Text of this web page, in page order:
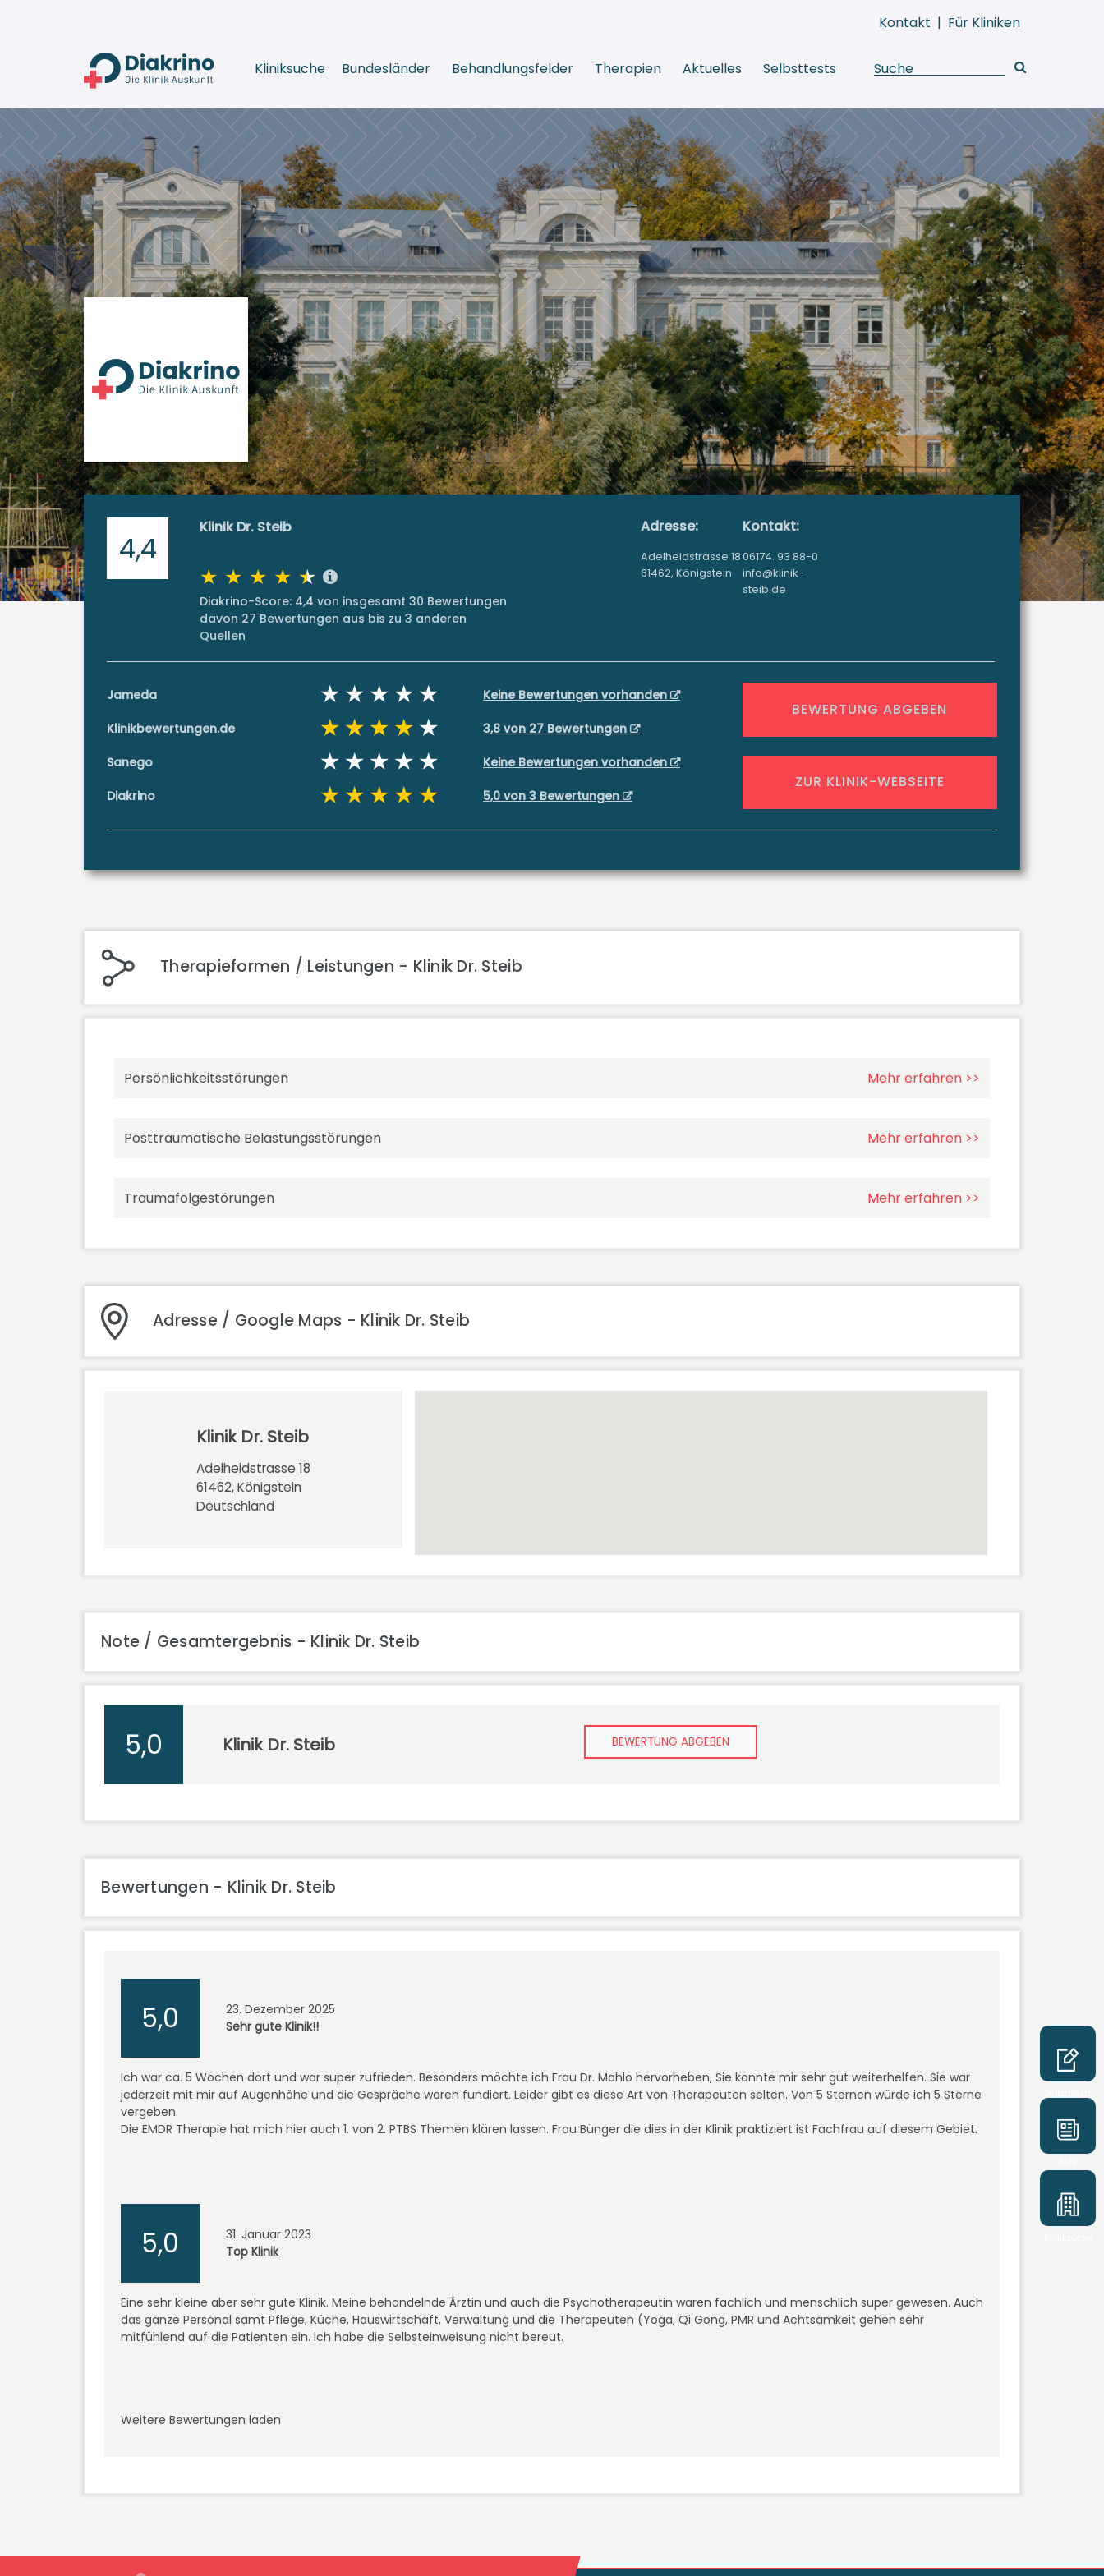
Kontakt | Für Kliniken
Kliniksuche Bundesländer Behandlungsfelder Therapien Aktuelles Selbsttests
4,4
Klinik Dr. Steib
Diakrino-Score: 4,4 von insgesamt 30 Bewertungen
davon 27 Bewertungen aus bis zu 3 anderen
Quellen
Adresse:
Adelheidstrasse 18
61462, Königstein
Kontakt:
06174. 93 88-0
info@klinik-
steib.de
Jameda Keine Bewertungen vorhanden
Klinikbewertungen.de 3,8 von 27 Bewertungen
Sanego Keine Bewertungen vorhanden
Diakrino 5,0 von 3 Bewertungen
BEWERTUNG ABGEBEN
ZUR KLINIK-WEBSEITE
Therapieformen / Leistungen - Klinik Dr. Steib
Persönlichkeitsstörungen Mehr erfahren >>
Posttraumatische Belastungsstörungen Mehr erfahren >>
Traumafolgestörungen Mehr erfahren >>
Adresse / Google Maps - Klinik Dr. Steib
Klinik Dr. Steib
Adelheidstrasse 18
61462, Königstein
Deutschland
Note / Gesamtergebnis - Klinik Dr. Steib
5,0 Klinik Dr. Steib BEWERTUNG ABGEBEN
Bewertungen - Klinik Dr. Steib
5,0
23. Dezember 2025
Sehr gute Klinik!!
Ich war ca. 5 Wochen dort und war super zufrieden. Besonders möchte ich Frau Dr. Mahlo hervorheben, Sie konnte mir sehr gut weiterhelfen. Sie war
jederzeit mit mir auf Augenhöhe und die Gespräche waren fundiert. Leider gibt es diese Art von Therapeuten selten. Von 5 Sternen würde ich 5 Sterne
vergeben.
Die EMDR Therapie hat mich hier auch 1. von 2. PTBS Themen klären lassen. Frau Bünger die dies in der Klinik praktiziert ist Fachfrau auf diesem Gebiet.
5,0
31. Januar 2023
Top Klinik
Eine sehr kleine aber sehr gute Klinik. Meine behandelnde Ärztin und auch die Psychotherapeutin waren fachlich und menschlich super gewesen. Auch
das ganze Personal samt Pflege, Küche, Hauswirtschaft, Verwaltung und die Therapeuten (Yoga, Qi Gong, PMR und Achtsamkeit gehen sehr
mitfühlend auf die Patienten ein. ich habe die Selbsteinweisung nicht bereut.
Weitere Bewertungen laden